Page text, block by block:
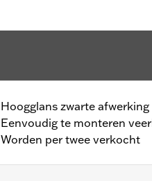
Hoogglans zwarte afwerking
Eenvoudig te monteren
Worden per twee verkocht